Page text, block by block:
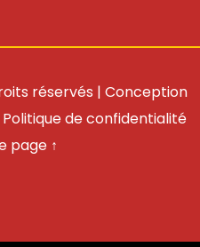
réservés | Conception
Politique de confidentialité
page ↑